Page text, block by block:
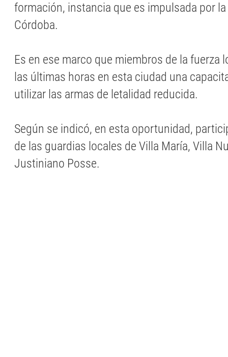
formación, instancia que es impulsada por
Córdoba.
Es en ese marco que miembros de la fuerza
las últimas horas en esta ciudad una
utilizar las armas de letalidad reducida.
Según se indicó, en esta oportunidad,
de las guardias locales de Villa María, Villa
Justiniano Posse.